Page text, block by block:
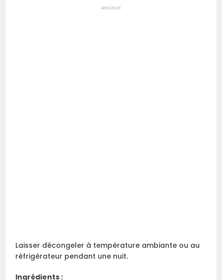
ANNONCE
Laisser décongeler à température ambiante ou au
réfrigérateur pendant une nuit.
Ingrédients :